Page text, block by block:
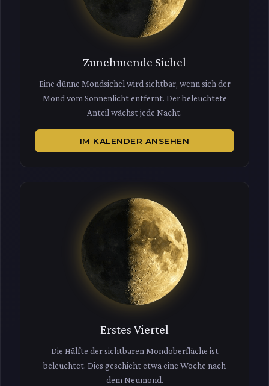
Zunehmende Sichel
Eine dünne Mondsichel wird sichtbar, wenn sich der
Mond vom Sonnenlicht entfernt. Der beleuchtete
Anteil wächst jede Nacht.
IM KALENDER ANSEHEN
Erstes Viertel
Die Hälfte der sichtbaren Mondoberfläche ist
beleuchtet. Dies geschieht etwa eine Woche nach
dem Neumond.